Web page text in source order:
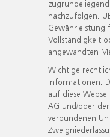
nachzufolgen.
Gewährleistung
Vollständigkeit
angewandten
Wichtige
Informationen.
auf diese
AG und/oder
verbundenen